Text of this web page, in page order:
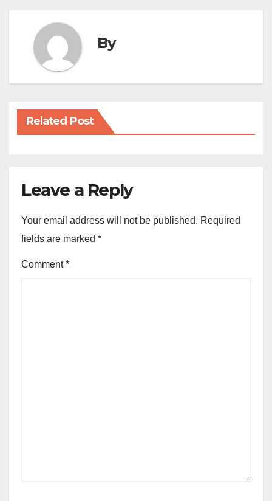
By
Related Post
Leave a Reply
Your email address will not be published. Required
fields are marked *
Comment*